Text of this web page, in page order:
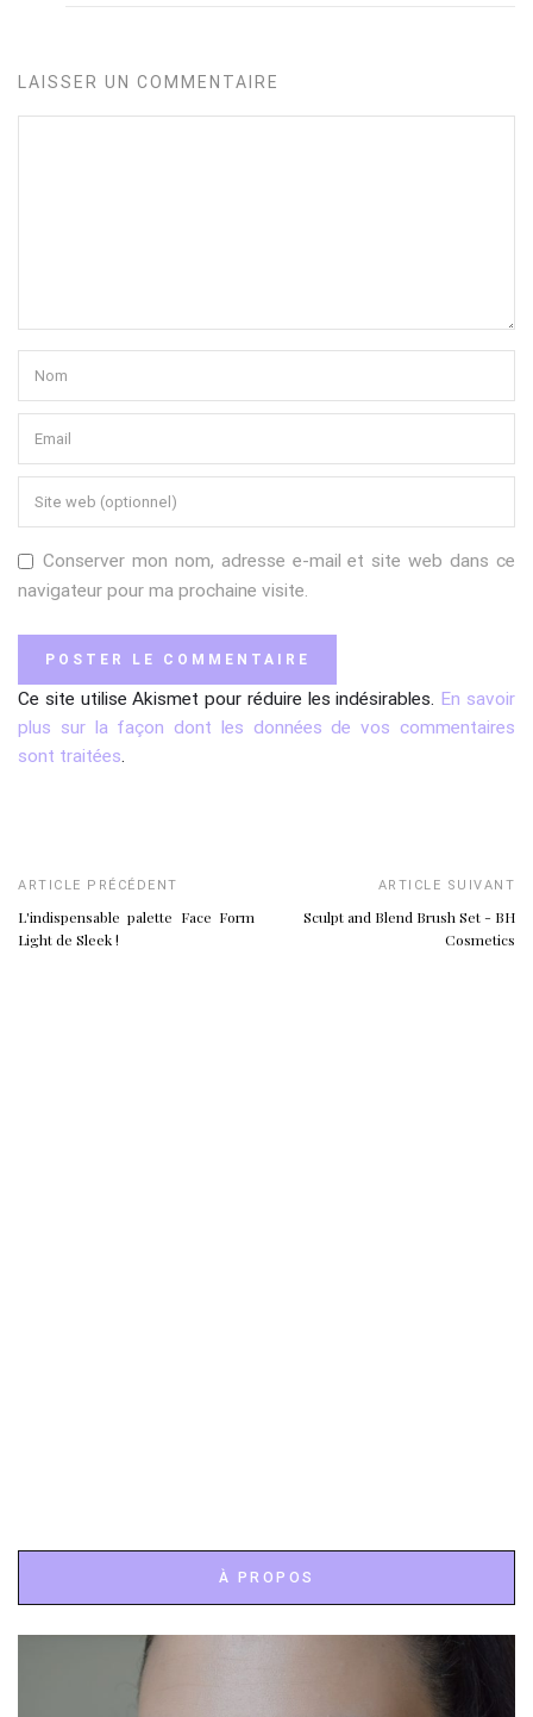
LAISSER UN COMMENTAIRE
Conserver mon nom, adresse e-mail et site web dans ce
navigateur pour ma prochaine visite.
Ce site utilise Akismet pour réduire les indésirables. En savoir
plus sur la façon dont les données de vos commentaires
sont traitées.
ARTICLE PRÉCÉDENT
L'indispensable palette Face Form
Light de Sleek !
ARTICLE SUIVANT
Sculpt and Blend Brush Set - BH
Cosmetics
À PROPOS